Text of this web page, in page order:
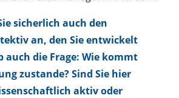
sicherlich auch den
an, den Sie entwickelt
auch die Frage: Wie kommt
zustande? Sind Sie hier
aktiv oder